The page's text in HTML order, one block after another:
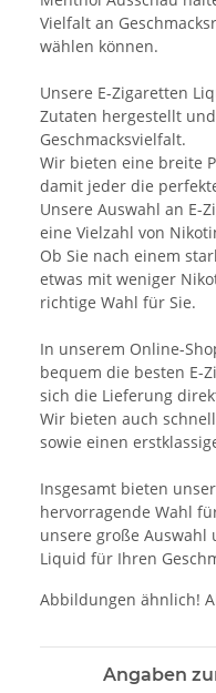
Vielfalt an
wählen können.
Unsere E-Zigaretten
Zutaten hergestellt
Geschmacksvielfalt.
Wir bieten eine breite
damit jeder die
Unsere Auswahl an E-
eine Vielzahl von
Ob Sie nach einem
etwas mit weniger
richtige Wahl für Sie.
In unserem Online-
bequem die besten E-
sich die Lieferung
Wir bieten auch
sowie einen
Insgesamt bieten
hervorragende Wahl
unsere große Auswahl
Liquid für Ihren
Abbildungen ähnlich!
Angaben